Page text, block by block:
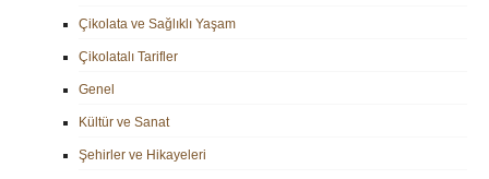
Çikolata ve Sağlıklı Yaşam
Çikolatalı Tarifler
Genel
Kültür ve Sanat
Şehirler ve Hikayeleri